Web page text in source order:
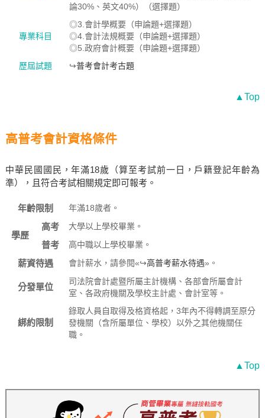
論30%、英文40%）（選擇題）
專業科目
◎3.會計學概要（申論題+選擇題）
◎4.會計法規概要（申論題+選擇題）
◎5.政府會計概要（申論題+選擇題）
歷屆試題
↪普考會計考古題
▲Top
高普考會計資格條件
中華民國國民，年滿18歲（算至考試前一日，戶籍登記年齡為
準），且符合考試相關規定即可報考。
年齡限制 年滿18歲者。
學歷
高考 大學以上學校畢業。
普考 高中職以上學校畢業。
薪資待遇 會計薪水，請參閱«↪高普考薪水待遇»。
分發單位
司法院會計處暨所屬主計機構、各部會所屬會計
室、各政府機關及學校主計處、會計室等。
綁約限制
錄取人員自取得及格資格起，3年內不得轉調至原分
發機關（含所屬單位、學校）以外之其他機關任
職。
▲Top